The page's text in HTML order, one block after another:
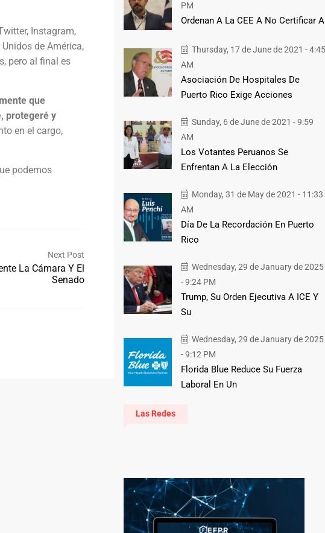
Instagram,
de América,
pero al final es
que
protegeré y
en el cargo,
podemos
Next Post
La Cámara Y El
Senado
PM
Ordenan A La CEE A No Certificar A
Thursday, 17 de June de 2021 - 4:45
AM
Asociación De Hospitales De
Puerto Rico Exige Acciones
Sunday, 6 de June de 2021 - 9:59
AM
Los Votantes Peruanos Se
Enfrentan A La Elección
Monday, 31 de May de 2021 - 11:33
AM
Día De La Recordación En Puerto
Rico
Wednesday, 29 de January de 2025
- 9:24 PM
Trump, Su Orden Ejecutiva A ICE Y
Su
Wednesday, 29 de January de 2025
- 9:12 PM
Florida Blue Reduce Su Fuerza
Laboral En Un
Las Redes